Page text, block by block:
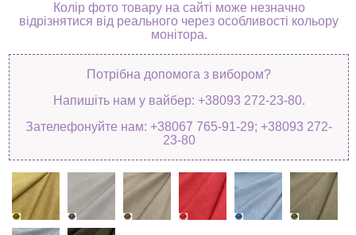
Колір фото товару на сайті може незначно
відрізнятися від реального через особливості кольору
монітора.
Потрібна допомога з вибором?
Напишіть нам у вайбер: +38093 272-23-80.
Зателефонуйте нам: +38067 765-91-29; +38093 272-
23-80